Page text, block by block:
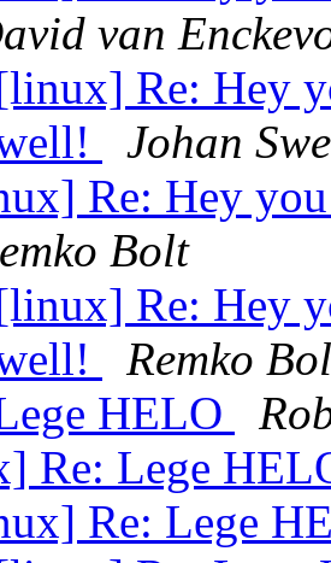
van
Re: Hey
Johan
Re: Hey
Bolt
Re: Hey
Remko
HELO
Re: Lege
Re: Lege